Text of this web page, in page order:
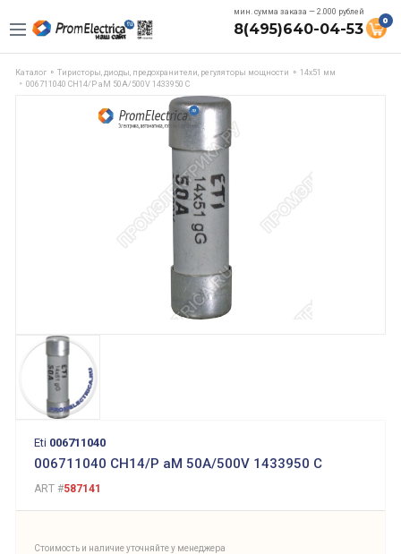
мин. сумма заказа — 2.000 рублей
8(495)640-04-53 0
Каталог Тиристоры, диоды, предохранители, регуляторы мощности
14х51 мм
006711040 CH14/P aM 50A/500V 1433950 C
Eti 006711040
006711040 CH14/P aM 50A/500V 1433950 C
ART #587141
Стоимость и наличие уточняйте у менеджера